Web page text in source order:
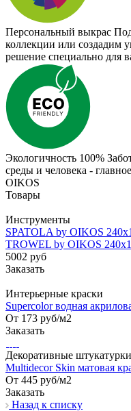
Персональный выкрас
коллекции или создадим
решение специально для
Экологичность 100%
среды и человека -
OIKOS
Товары
Инструменты
SPATOLA by OIKOS
TROWEL by OIKOS
5002 руб
Заказать
Интерьерные краски
Supercolor водная
От 173 руб/м2
Заказать
Декоративные
Multidecor Skin матовая
От 445 руб/м2
Заказать
Назад к списку